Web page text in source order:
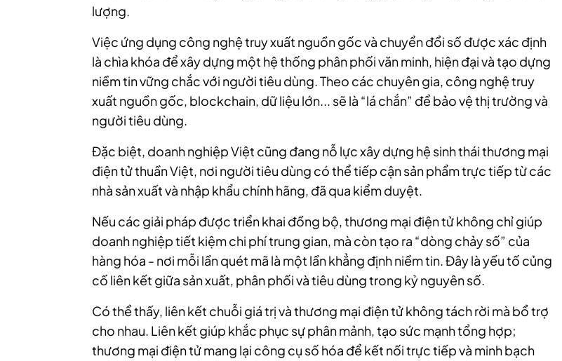
lượng.
Việc ứng dụng công nghệ truy xuất nguồn gốc và chuyển đổi số được xác định
là chìa khóa để xây dựng một hệ thống phân phối văn minh, hiện đại và tạo dựng
niềm tin vững chắc với người tiêu dùng. Theo các chuyên gia, công nghệ truy
xuất nguồn gốc, blockchain, dữ liệu lớn... sẽ là “lá chắn” để bảo vệ thị trường và
người tiêu dùng.
Đặc biệt, doanh nghiệp Việt cũng đang nỗ lực xây dựng hệ sinh thái thương mại
điện tử thuần Việt, nơi người tiêu dùng có thể tiếp cận sản phẩm trực tiếp từ các
nhà sản xuất và nhập khẩu chính hãng, đã qua kiểm duyệt.
Nếu các giải pháp được triển khai đồng bộ, thương mại điện tử không chỉ giúp
doanh nghiệp tiết kiệm chi phí trung gian, mà còn tạo ra “dòng chảy số” của
hàng hóa - nơi mỗi lần quét mã là một lần khẳng định niềm tin. Đây là yếu tố củng
cố liên kết giữa sản xuất, phân phối và tiêu dùng trong kỷ nguyên số.
Có thể thấy, liên kết chuỗi giá trị và thương mại điện tử không tách rời mà bổ trợ
cho nhau. Liên kết giúp khắc phục sự phân mảnh, tạo sức mạnh tổng hợp;
thương mại điện tử mang lại công cụ số hóa để kết nối trực tiếp và minh bạch